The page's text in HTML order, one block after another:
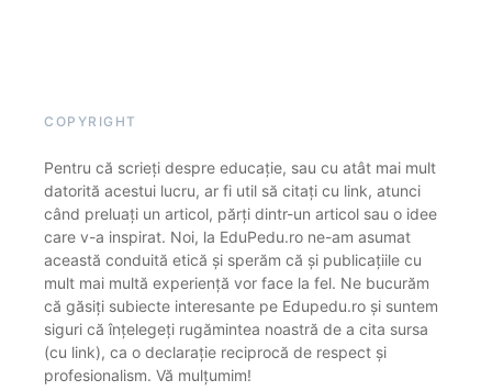
COPYRIGHT
Pentru că scrieți despre educație, sau cu atât mai mult
datorită acestui lucru, ar fi util să citați cu link, atunci
când preluați un articol, părți dintr-un articol sau o idee
care v-a inspirat. Noi, la EduPedu.ro ne-am asumat
această conduită etică și sperăm că și publicațiile cu
mult mai multă experiență vor face la fel. Ne bucurăm
că găsiți subiecte interesante pe Edupedu.ro și suntem
siguri că înțelegeți rugămintea noastră de a cita sursa
(cu link), ca o declarație reciprocă de respect și
profesionalism. Vă mulțumim!